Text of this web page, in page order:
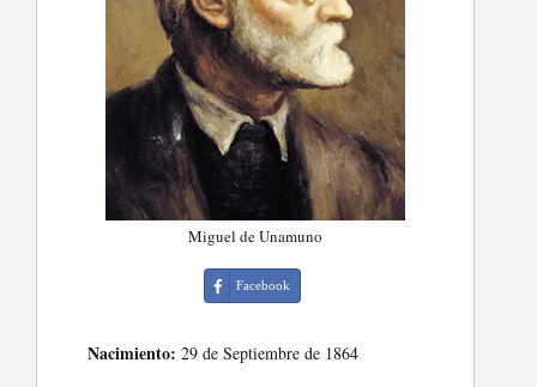
Miguel de Unamuno
Facebook
Nacimiento: 29 de Septiembre de 1864